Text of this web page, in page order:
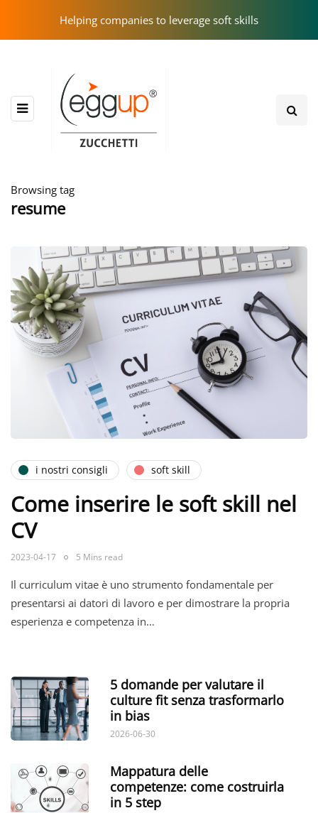
Helping companies to leverage soft skills
Browsing tag
resume
i nostri consigli soft skill
Come inserire le soft skill nel
CV
2023-04-17 5 Mins read
Il curriculum vitae è uno strumento fondamentale per
presentarsi ai datori di lavoro e per dimostrare la propria
esperienza e competenza in…
5 domande per valutare il
culture fit senza trasformarlo
in bias
2026-06-30
Mappatura delle
competenze: come costruirla
in 5 step